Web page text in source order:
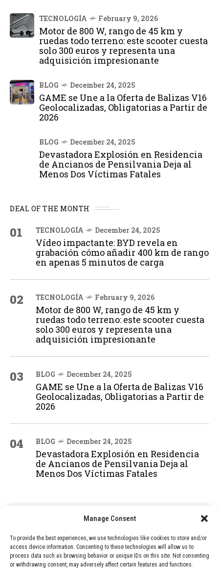
Manage Consent
To provide the best experiences, we use technologies like cookies to store and/or
access device information. Consenting to these technologies will allow us to
process data such as browsing behavior or unique IDs on this site. Not consenting
or withdrawing consent, may adversely affect certain features and functions.
TECNOLOGÍA February 9, 2026
Motor de 800 W, rango de 45 km y
ruedas todo terreno: este scooter cuesta
solo 300 euros y representa una
adquisición impresionante
BLOG December 24, 2025
GAME se Une a la Oferta de Balizas V16
Geolocalizadas, Obligatorias a Partir de
2026
BLOG December 24, 2025
Devastadora Explosión en Residencia
de Ancianos de Pensilvania Deja al
Menos Dos Víctimas Fatales
DEAL OF THE MONTH
01 TECNOLOGÍA December 24, 2025
Vídeo impactante: BYD revela en
grabación cómo añadir 400 km de rango
en apenas 5 minutos de carga
02 TECNOLOGÍA February 9, 2026
Motor de 800 W, rango de 45 km y
ruedas todo terreno: este scooter cuesta
solo 300 euros y representa una
adquisición impresionante
03 BLOG December 24, 2025
GAME se Une a la Oferta de Balizas V16
Geolocalizadas, Obligatorias a Partir de
2026
04 BLOG December 24, 2025
Devastadora Explosión en Residencia
de Ancianos de Pensilvania Deja al
Menos Dos Víctimas Fatales